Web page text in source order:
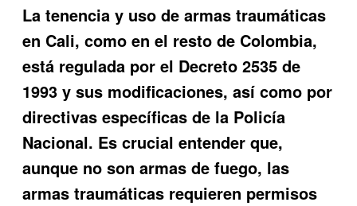
La tenencia y uso de armas traumáticas
en Cali, como en el resto de Colombia,
está regulada por el Decreto 2535 de
1993 y sus modificaciones, así como por
directivas específicas de la Policía
Nacional. Es crucial entender que,
aunque no son armas de fuego, las
armas traumáticas requieren permisos